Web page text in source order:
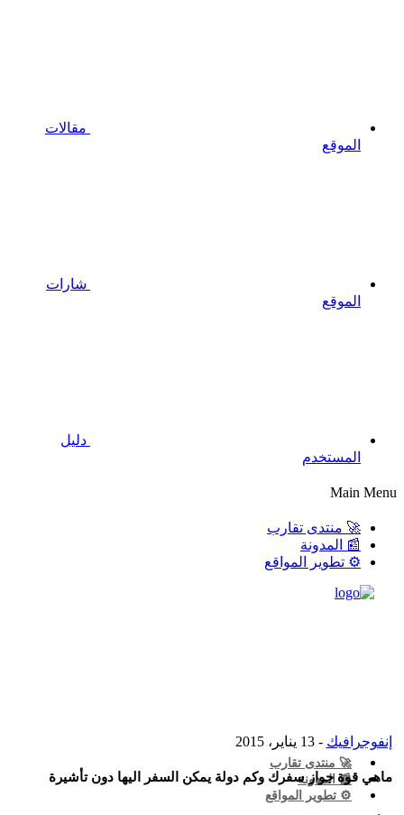
مقالات
الموقع
شارات
الموقع
دليل
المستخدم
Main Menu
🚀 منتدى تقارب
📰 المدونة
⚙️ تطوير المواقع
🚀 منتدى تقارب
📰 المدونة
⚙️ تطوير المواقع
إنفوجرافيك - 13 يناير، 2015
ماهي قوة جواز سفرك وكم دولة يمكن السفر اليها دون تأشيرة